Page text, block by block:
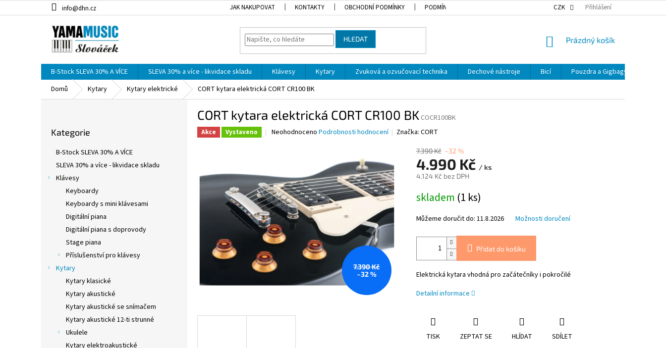
na
info@dhn.cz JAK NAKUPOVAT KONTAKTY OBCHODNÍ PODMÍNKY PODMÍNKY OCHRANY OSOBNÍCH ÚDAJŮ NAŠE DOPRAVA
CZK Přihlášení
HLEDAT
NÁKUPNÍ
Prázdný košík
B-Stock SLEVA 30% A VÍCE SLEVA 30% a více - likvidace skladu Klávesy Kytary Zvuková a ozvučovací technika Dechové nástroje Bicí Pouzdra a Gigbagy
Domů
Kytary Kytary elektrické CORT kytara elektrická CORT CR100 BK
kategorie
Kategorie
B-Stock SLEVA 30% A VÍCE
SLEVA 30% a více - likvidace skladu
Klávesy
Keyboardy
Keyboardy s mini klávesami
Digitální piana
Digitální piana s doprovody
Stage piana
Příslušenství pro klávesy
Kytary
Kytary klasické
Kytary akustické
Kytary akustické se snímačem
Kytary akustické 12-ti strunné
Ukulele
Kytary elektroakustické
CORT kytara elektrická CORT CR100 BK COCR100BK
Akce Vystaveno
Průměrné
z
5
hvězdiček.
Neohodnoceno Podrobnosti hodnocení Značka:CORT
7.390 Kč
–32 %
7.390 Kč –32 %
4.990 Kč / ks
4.124 Kč bez DPH
cena:
skladem (1 ks)
Můžeme doručit do: 11.8.2026 Možnosti doručení
Přidat do košíku
Elektrická kytara vhodná pro začátečníky i pokročilé
Detailní informace
TISK ZEPTAT SE HLÍDAT SDÍLET